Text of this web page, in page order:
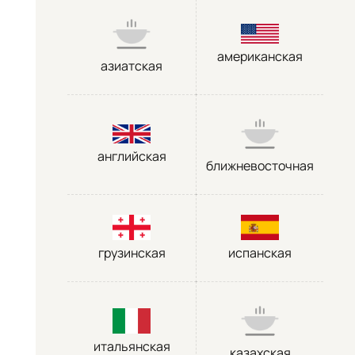
азиатская
американская
английская
ближневосточная
грузинская испанская
итальянская